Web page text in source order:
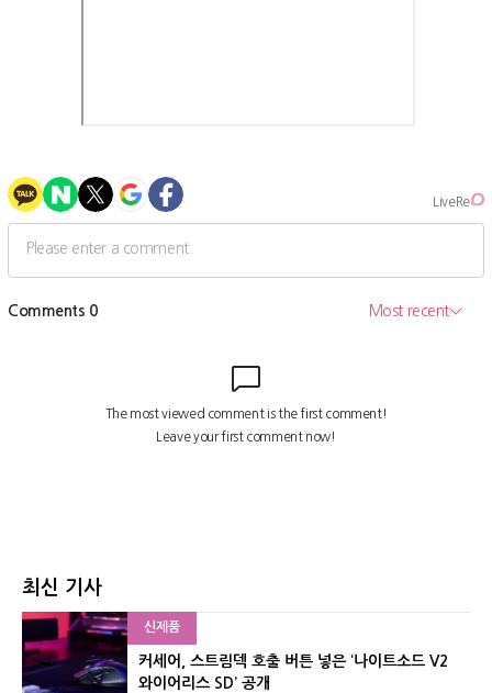
최신 기사
신제품
커세어, 스트림덱 호출 버튼 넣은 ‘나이트소드 V2
와이어리스 SD’ 공개